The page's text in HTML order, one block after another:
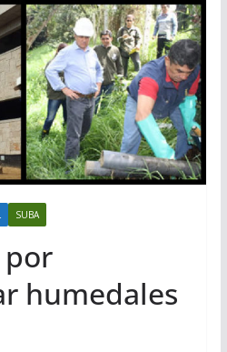
SUBA
por
humedales